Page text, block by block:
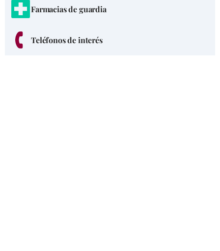
Farmacias de guardia
Teléfonos de interés